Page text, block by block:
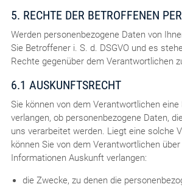
5. RECHTE DER BETROFFENEN
Werden personenbezogene Daten von
Sie Betroffener i. S. d. DSGVO und es
Rechte gegenüber dem Verantwortlichen
6.1 AUSKUNFTSRECHT
Sie können von dem Verantwortlichen
verlangen, ob personenbezogene Daten,
uns verarbeitet werden. Liegt eine solche
können Sie von dem Verantwortlichen
Informationen Auskunft verlangen:
die Zwecke, zu denen die